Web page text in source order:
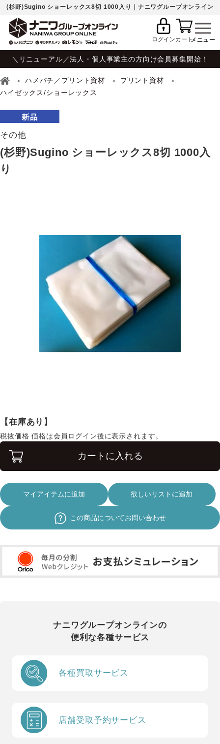
(杉野)Sugino ショーレックス8切 1000入り｜ナニワグループオンライン
ログインカート
＼リニューアル／法人・個人事業主の方向け会員募集開始！
ハメパチ／プリント資材
プリント資材
ハイゼックス/ショーレックス
その他
(杉野)Sugino ショーレックス8切 1000入
り
【在庫あり】
税抜価格 価格は会員ログイン後に表示されます。
カートに入れる
マイアイテムに追加 欲しいリストに追加
この商品についてお問い合わせ
ナニワグループオンラインの
便利な各種サービス
各種買取サービス
店舗受取予約サービス